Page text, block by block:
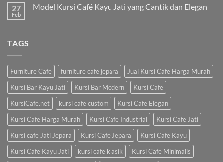
27
Feb
Model Kursi Café Kayu Jati yang Cantik dan Elegan
TAGS
Furniture Cafe furniture cafe jepara
Jual Kursi Cafe Harga Murah
Kursi Bar Kayu Jati
Kursi Bar Modern
Kursi Cafe
KursiCafe.net
kursi cafe custom
Kursi Cafe Elegan
Kursi Cafe Harga Murah
Kursi Cafe Industrial
Kursi Cafe Jati
Kursi cafe Jati Jepara
Kursi Cafe Jepara
Kursi Cafe Kayu
Kursi Cafe Kayu Jati
kursi cafe klasik
Kursi Cafe Minimalis